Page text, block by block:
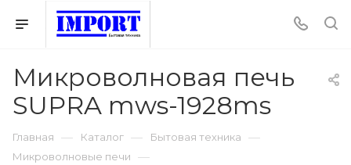
Микроволновая печь
SUPRA mws-1928ms
Главная — Каталог — Бытовая техника —
Микроволновые печи —